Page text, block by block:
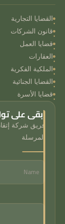
القضايا التجارية
قانون الشركات
قضايا العمل
العقارات
الملكية الفكرية
القضايا الجنائية
قضايا الأسرة
ابقى على
فريق شركة
المرسلة